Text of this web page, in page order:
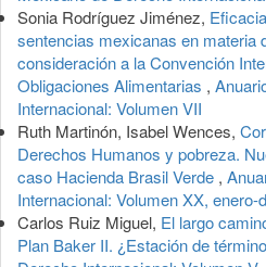
Sonia Rodríguez Jiménez,
sentencias mexicanas en materia
consideración a la Convención
Obligaciones Alimentarias ,
Internacional: Volumen VII
Ruth Martinón, Isabel Wences,
Derechos Humanos y pobreza.
caso Hacienda Brasil Verde ,
Internacional: Volumen XX, enero-
Carlos Ruiz Miguel, El largo
Plan Baker II. ¿Estación de